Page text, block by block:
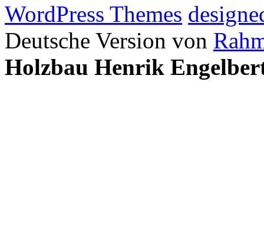
WordPress Themes
Deutsche Version von
Holzbau Henrik